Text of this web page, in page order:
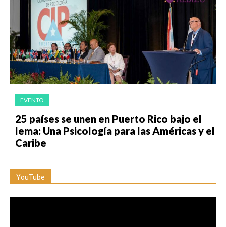
EVENTO
25 países se unen en Puerto Rico bajo el
lema: Una Psicología para las Américas y el
Caribe
YouTube